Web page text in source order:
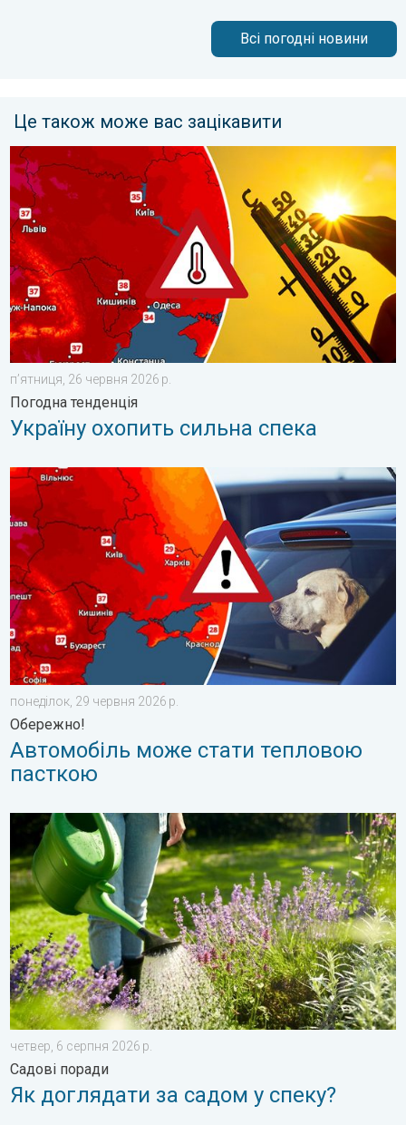
Всі погодні новини
Це також може вас зацікавити
Україну охопить сильна спека. Погодна тенденція. . .
пʼятниця, 26 червня 2026 р.
Погодна тенденція
Україну охопить сильна спека
Автомобіль може стати тепловою пасткою. Обережно!. . .
понеділок, 29 червня 2026 р.
Обережно!
Автомобіль може стати тепловою
пасткою
Як доглядати за садом у спеку?. Садові поради. . . четвер,
четвер, 6 серпня 2026 р.
Садові поради
Як доглядати за садом у спеку?